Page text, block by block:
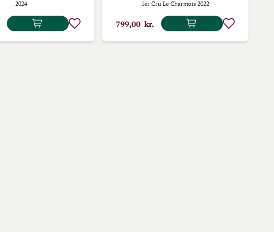
2024
1er Cru Le Charmois 2022
799,00 kr.